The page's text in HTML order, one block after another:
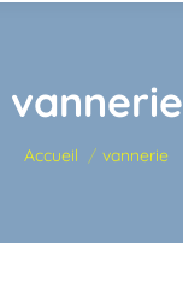
vannerie
Vous êtes ici :
Accueil vannerie